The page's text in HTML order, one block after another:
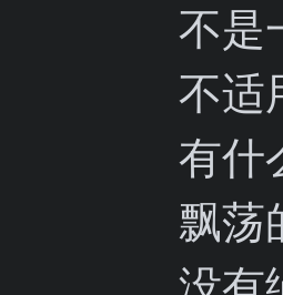
不是
不适
有什
飘荡